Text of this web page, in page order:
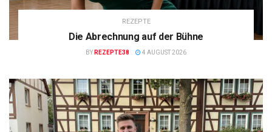
REZEPTE
Die Abrechnung auf der Bühne
BY REZEPTE38 4 AUGUST 2026